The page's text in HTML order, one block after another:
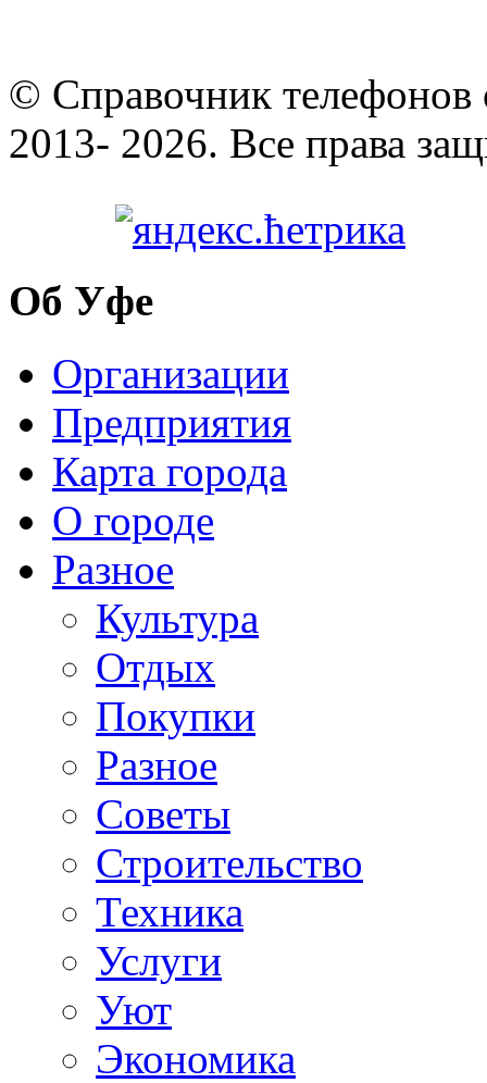
© Cправочник телефонов
2013- 2026. Все права
Об Уфе
Организации
Предприятия
Карта города
О городе
Разное
Культура
Отдых
Покупки
Разное
Советы
Строительство
Техника
Услуги
Уют
Экономика